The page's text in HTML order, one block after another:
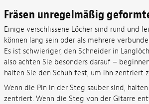
Fräsen unregelmäßig
Einige verschlissene Löcher sind rund und
können lang sein oder als mehrere
Es ist schwieriger, den Schneider in
also achten Sie besonders darauf –
halten Sie den Schuh fest, um ihn zentriert
Wenn die Pin in der Steg sauber sind,
zentriert. Wenn die Steg von der Gitarre